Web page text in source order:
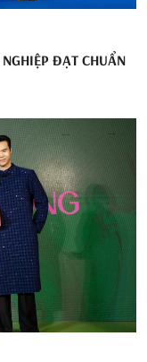
ĐẠT CHUẨN